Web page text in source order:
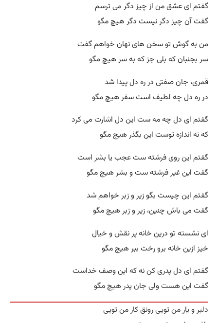
گفتم ای عشق من از چیز دگر می ترسم
گفت آن چیز دگر نیست دگر هیچ مگو
من به گوش تو سخن های نهان خواهم گفت
سر بجنبان که بلی جز که به سر هیچ مگو
قمری، جان صفتی در ره دل پیدا شد
در ره دل چه لطیف است سفر هیچ مگو
گفتم ای دل چه مه ست این دل اشارت می کرد
که نه اندازه توست این بگذر هیچ مگو
گفتم این روی فرشته ست عجب یا بشر است
گفت این غیر فرشته ست و بشر هیچ مگو
گفتم این چیست بگو زیر و زبر خواهم شد
گفت می باش چنین، زیر و زبر هیچ مگو
ای نشسته تو درین خانه پر نقش و خیال
خیز ازین خانه برو رخت ببر هیچ مگو
گفتم ای دل پدری کن نه که این وصف خداست
گفت این هست ولی جان پدر هیچ مگو
دلبر و یار من تویی رونق کار من تویی